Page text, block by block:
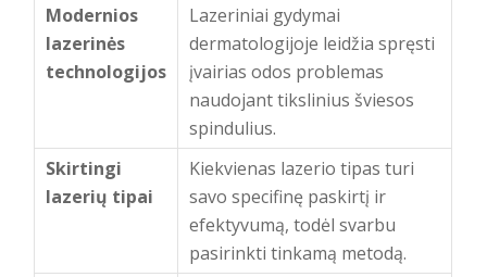
Modernios
lazerinės
technologijos
Lazeriniai gydymai
dermatologijoje leidžia spręsti
įvairias odos problemas
naudojant tikslinius šviesos
spindulius.
Skirtingi
lazerių tipai
Kiekvienas lazerio tipas turi
savo specifinę paskirtį ir
efektyvumą, todėl svarbu
pasirinkti tinkamą metodą.